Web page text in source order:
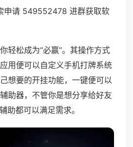
申请 549552478 进群获取软
轻松成为“必赢”。其操作方式
用便可以自定义手机打牌系统
想要的开挂功能，一键便可以
助器，不管你是想分享给好友
助都可以满足需求。